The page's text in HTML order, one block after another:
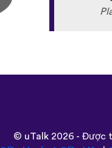
© uTalk2026 - Được